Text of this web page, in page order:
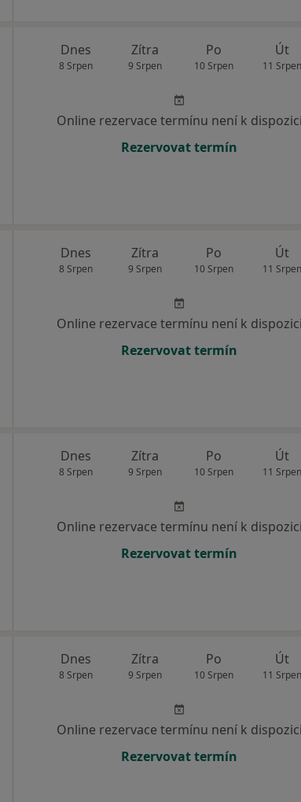
Dnes
8 Srpen
Zítra
9 Srpen
Po
10 Srpen
Út
11 Srpen
Online rezervace termínu není k dispozici
Rezervovat termín
Dnes
8 Srpen
Zítra
9 Srpen
Po
10 Srpen
Út
11 Srpen
Online rezervace termínu není k dispozici
Rezervovat termín
Dnes
8 Srpen
Zítra
9 Srpen
Po
10 Srpen
Út
11 Srpen
Online rezervace termínu není k dispozici
Rezervovat termín
Dnes
8 Srpen
Zítra
9 Srpen
Po
10 Srpen
Út
11 Srpen
Online rezervace termínu není k dispozici
Rezervovat termín